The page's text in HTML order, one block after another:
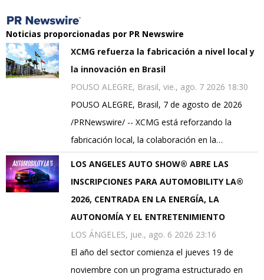
Noticias proporcionadas por PR Newswire
XCMG refuerza la fabricación a nivel local y
la innovación en Brasil
POUSO ALEGRE, Brasil, vie., ago. 7 2026 18:30
POUSO ALEGRE, Brasil, 7 de agosto de 2026
/PRNewswire/ -- XCMG está reforzando la
fabricación local, la colaboración en la…
LOS ANGELES AUTO SHOW® ABRE LAS
INSCRIPCIONES PARA AUTOMOBILITY LA®
2026, CENTRADA EN LA ENERGÍA, LA
AUTONOMÍA Y EL ENTRETENIMIENTO
LOS ÁNGELES, jue., ago. 6 2026 23:16
El año del sector comienza el jueves 19 de
noviembre con un programa estructurado en